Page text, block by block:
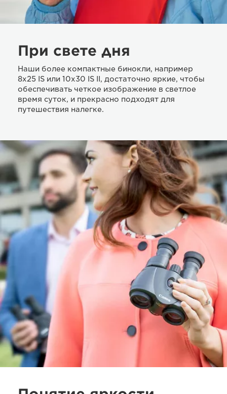
При свете дня
Наши более компактные бинокли, например
8x25 IS или 10x30 IS II, достаточно яркие, чтобы
обеспечивать четкое изображение в светлое
время суток, и прекрасно подходят для
путешествия налегке.